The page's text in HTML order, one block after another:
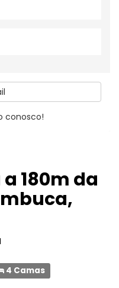
180m da
4 Camas
conosco!